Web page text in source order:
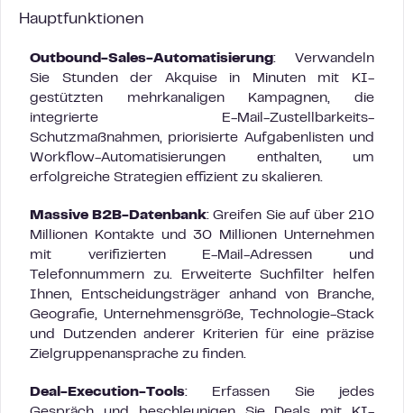
Hauptfunktionen
Outbound-Sales-Automatisierung: Verwandeln
Sie Stunden der Akquise in Minuten mit KI-
gestützten mehrkanaligen Kampagnen, die
integrierte E-Mail-Zustellbarkeits-
Schutzmaßnahmen, priorisierte Aufgabenlisten und
Workflow-Automatisierungen enthalten, um
erfolgreiche Strategien effizient zu skalieren.
Massive B2B-Datenbank: Greifen Sie auf über 210
Millionen Kontakte und 30 Millionen Unternehmen
mit verifizierten E-Mail-Adressen und
Telefonnummern zu. Erweiterte Suchfilter helfen
Ihnen, Entscheidungsträger anhand von Branche,
Geografie, Unternehmensgröße, Technologie-Stack
und Dutzenden anderer Kriterien für eine präzise
Zielgruppenansprache zu finden.
Deal-Execution-Tools: Erfassen Sie jedes